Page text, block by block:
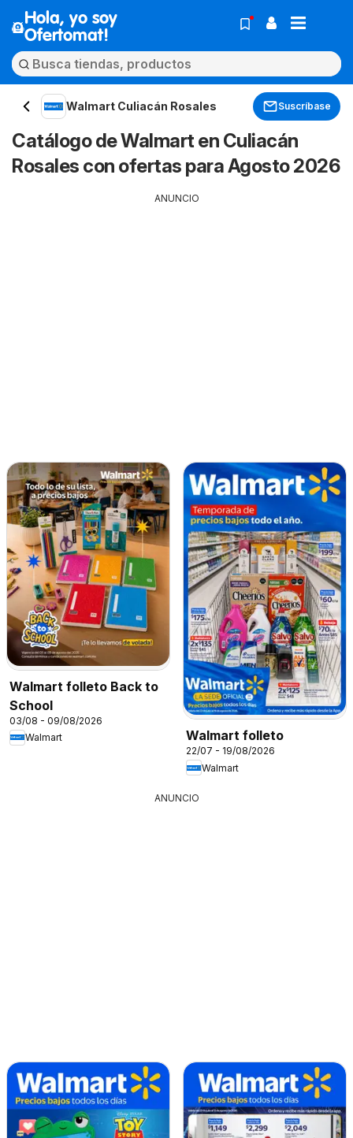
Hola, yo soy
Ofertomat!
Walmart Culiacán Rosales Suscríbase
Catálogo de Walmart en Culiacán
Rosales con ofertas para Agosto 2026
ANUNCIO
Walmart folleto Back to
School
03/08 - 09/08/2026
Walmart
Walmart folleto
22/07 - 19/08/2026
Walmart
ANUNCIO